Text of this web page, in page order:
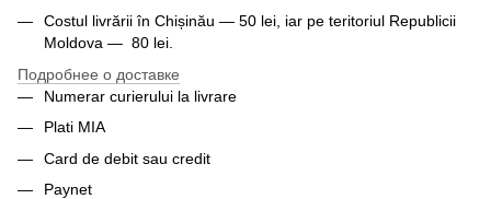
Costul livrării în Chișinău — 50 lei, iar pe teritoriul Republicii
Moldova — 80 lei.
Подробнее о доставке
Numerar curierului la livrare
Plati MIA
Card de debit sau credit
Paynet